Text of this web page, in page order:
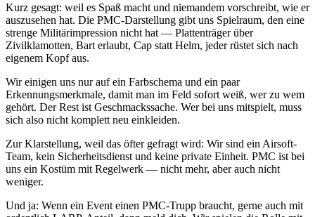
Kurz gesagt: weil es Spaß macht und niemandem vorschreibt, wie er
auszusehen hat. Die PMC-Darstellung gibt uns Spielraum, den eine
strenge Militärimpression nicht hat — Plattenträger über
Zivilklamotten, Bart erlaubt, Cap statt Helm, jeder rüstet sich nach
eigenem Kopf aus.
Wir einigen uns nur auf ein Farbschema und ein paar
Erkennungsmerkmale, damit man im Feld sofort weiß, wer zu wem
gehört. Der Rest ist Geschmackssache. Wer bei uns mitspielt, muss
sich also nicht komplett neu einkleiden.
Zur Klarstellung, weil das öfter gefragt wird: Wir sind ein Airsoft-
Team, kein Sicherheitsdienst und keine private Einheit. PMC ist bei
uns ein Kostüm mit Regelwerk — nicht mehr, aber auch nicht
weniger.
Und ja: Wenn ein Event einen PMC-Trupp braucht, gerne auch mit